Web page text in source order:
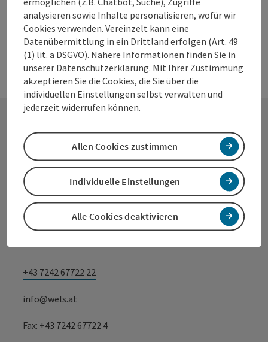
Kontakt
Wels Marketing & Touristik GmbH
Stadtplatz 44
+43 7242 67722 22
info@wels.at
Fax: +43 7242 67722 4
analysieren sowie Inhalte personalisieren, wofür wir
Cookies verwenden. Vereinzelt kann eine
Datenübermittlung in ein Drittland erfolgen (Art. 49
(1) lit. a DSGVO). Nähere Informationen finden Sie in
unserer Datenschutzerklärung. Mit Ihrer Zustimmung
akzeptieren Sie die Cookies, die Sie über die
individuellen Einstellungen selbst verwalten und
jederzeit widerrufen können.
Alle Cookies deaktivieren
Individuelle Einstellungen
Allen Cookies zustimmen